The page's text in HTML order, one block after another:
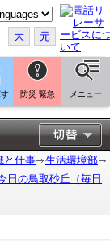
大 元
防災 緊急 メニュー
と仕事
生活環境部
日の鳥取砂丘（毎日